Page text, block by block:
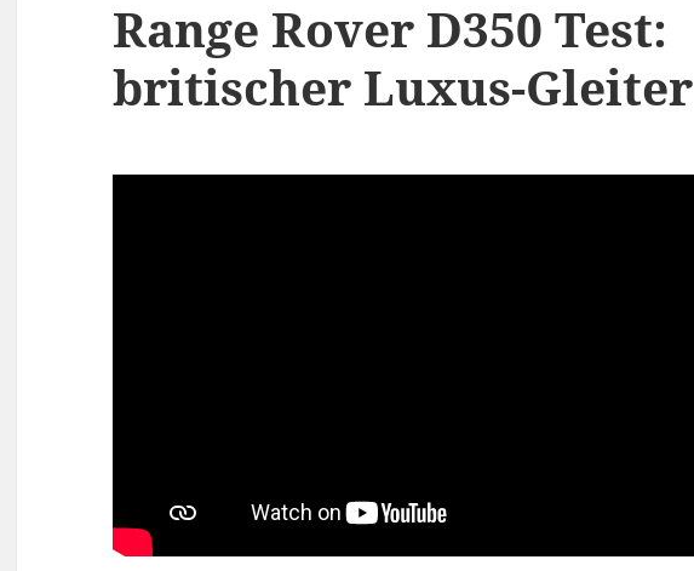
Range Rover D350 Test:
britischer Luxus-Gleiter